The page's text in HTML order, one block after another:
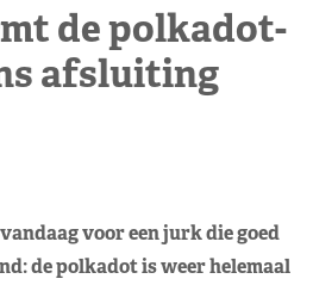
de polkadot-
afsluiting
voor een jurk die goed
de polkadot is weer helemaal